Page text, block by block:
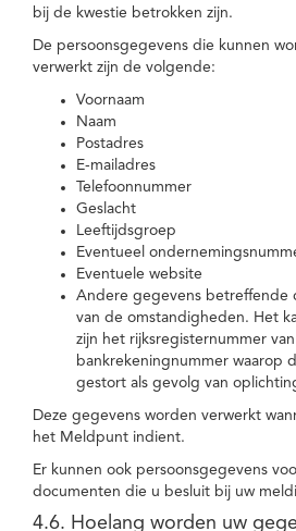
bij de kwestie betrokken zijn.
De persoonsgegevens die kunnen
verwerkt zijn de volgende:
Voornaam
Naam
Postadres
E-mailadres
Telefoonnummer
Geslacht
Leeftijdsgroep
Eventueel
Eventuele website
Andere gegevens betreffende
van de omstandigheden. Het
zijn het rijksregisternummer
bankrekeningnummer waarop
gestort als gevolg van
Deze gegevens worden verwerkt
het Meldpunt indient.
Er kunnen ook persoonsgegevens
documenten die u besluit bij uw
4.6. Hoelang worden uw